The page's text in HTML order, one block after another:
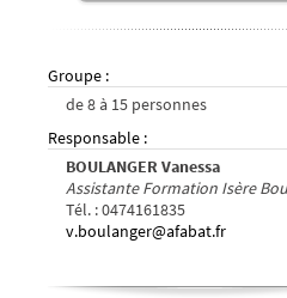
Groupe :
de8à 15 personnes
Responsable :
BOULANGER Vanessa
Assistante Formation Isère
Tél. :0474161835
v.boulanger@afabat.fr